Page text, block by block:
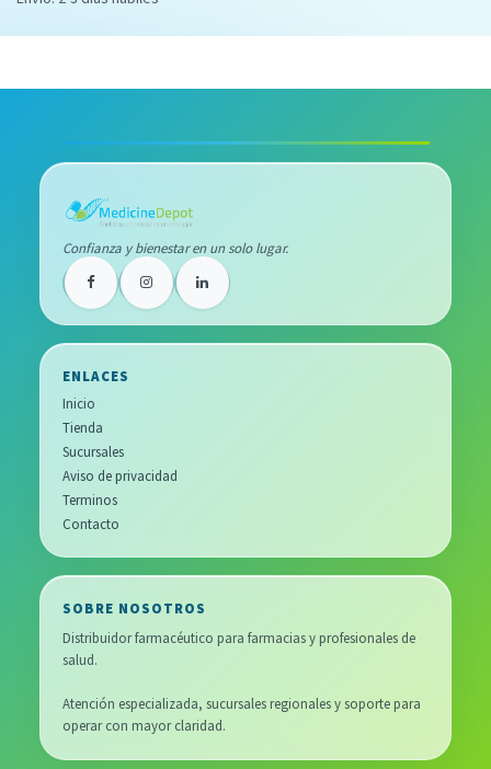
Confianza y bienestar en un solo lugar.
ENLACES
Inicio
Tienda
Sucursales
Aviso de privacidad
Terminos
Contacto
SOBRE NOSOTROS
Distribuidor farmacéutico para farmacias y profesionales de
salud.
Atención especializada, sucursales regionales y soporte para
operar con mayor claridad.